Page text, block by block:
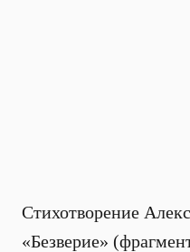
Стихотворение
«Безверие»